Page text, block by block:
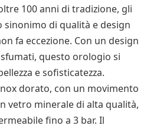
100 anni di tradizione, gli
sinonimo di qualità e design
fa eccezione. Con un design
questo orologio si
e sofisticatezza.
dorato, con un movimento
vetro minerale di alta qualità,
fino a 3 bar. Il